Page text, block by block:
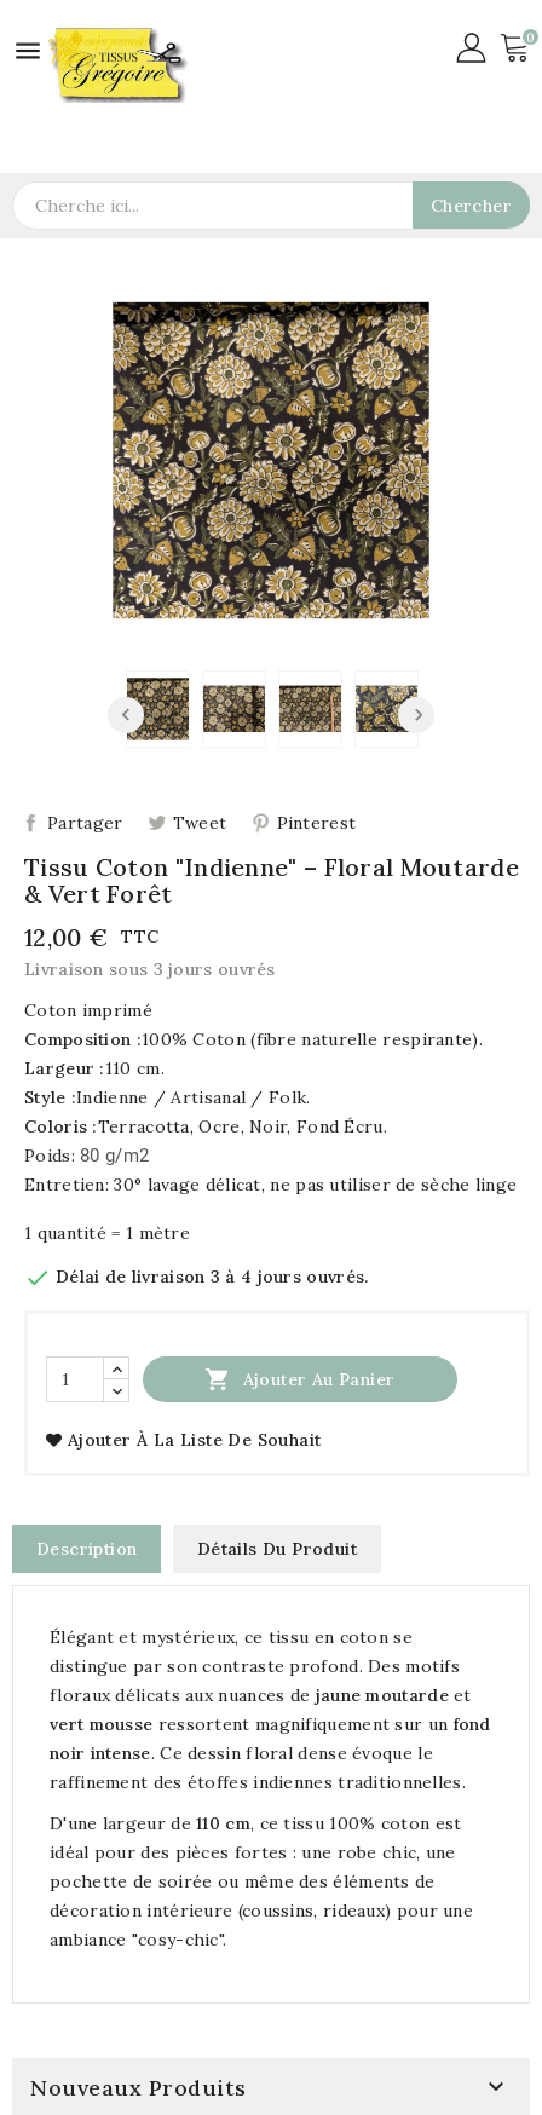
 0
Chercher
Partager Tweet Pinterest
Tissu Coton "Indienne" – Floral Moutarde
& Vert Forêt
12,00 €
TTC
Livraison sous 3 jours ouvrés
Coton imprimé
Composition :100% Coton (fibre naturelle respirante).
Largeur :110 cm.
Style :Indienne / Artisanal / Folk.
Coloris :Terracotta, Ocre, Noir, Fond Écru.
Poids: 80 g/m2
Entretien: 30° lavage délicat, ne pas utiliser de sèche linge
1 quantité = 1 mètre
 Délai de livraison 3 à 4 jours ouvrés.
 Ajouter Au Panier
Ajouter À La Liste De Souhait
Description Détails Du Produit
Élégant et mystérieux, ce tissu en coton se
distingue par son contraste profond. Des motifs
floraux délicats aux nuances de jaune moutardeet
vert mousse ressortent magnifiquement sur un fond
noir intense. Ce dessin floral dense évoque le
raffinement des étoffes indiennes traditionnelles.
D'une largeur de110 cm, ce tissu 100% coton est
idéal pour des pièces fortes : une robe chic, une
pochette de soirée ou même des éléments de
décoration intérieure (coussins, rideaux) pour une
ambiance "cosy-chic".
Nouveaux Produits 